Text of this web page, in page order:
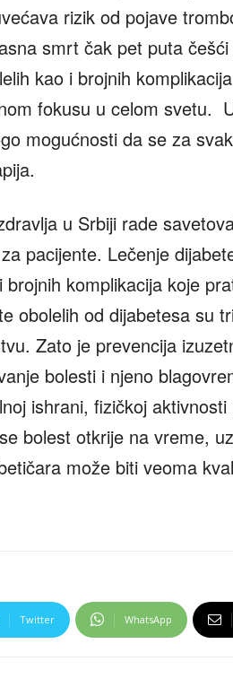
rizik od pojave
smrt čak pet puta
kao i brojnih
fokusu u celom svetu.
mogućnosti da se za
u Srbiji rade
pacijente. Lečenje
brojnih komplikacija koje
obolelih od dijabetesa su
Zato je prevencija
bolesti i njeno
ishrani, fizičkoj
bolest otkrije na vreme,
može biti veoma
Twitter WhatsApp